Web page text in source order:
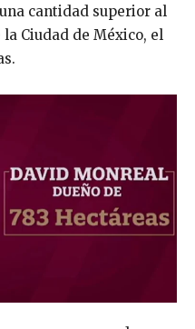
cantidad superior al
Ciudad de México, el